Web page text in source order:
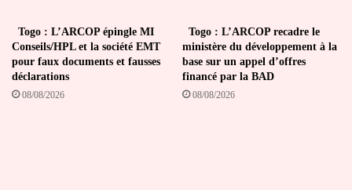
Togo : L’ARCOP épingle MI
Conseils/HPL et la société EMT
pour faux documents et fausses
déclarations
08/08/2026
Togo : L’ARCOP recadre le
ministère du développement à la
base sur un appel d’offres
financé par la BAD
08/08/2026